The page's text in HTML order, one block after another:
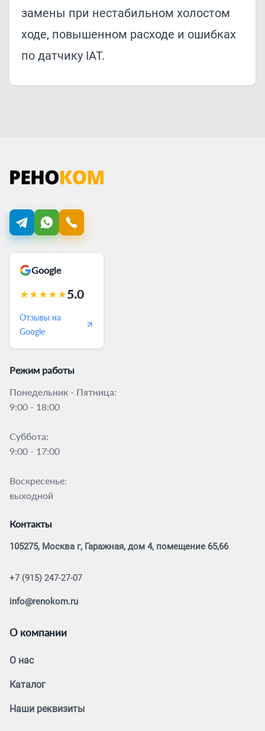
замены при нестабильном холостом
ходе, повышенном расходе и ошибках
по датчику IAT.
Google
★★★★★5.0
Отзывы на
Google
Режим работы
Понедельник - Пятница:
9:00 - 18:00
Суббота:
9:00 - 17:00
Воскресенье:
выходной
Контакты
105275, Москва г, Гаражная, дом 4, помещение 65,66
+7 (915) 247-27-07
info@renokom.ru
О компании
О нас
Каталог
Наши реквизиты